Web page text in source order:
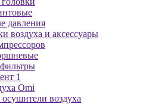
давления
воздуха и аксессуары
1
Omi
воздуха